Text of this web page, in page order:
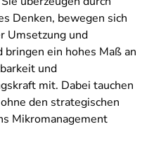
Denken, bewegen sich
Umsetzung und
ein hohes Maß an
und
mit. Dabei tauchen
den strategischen
Mikromanagement